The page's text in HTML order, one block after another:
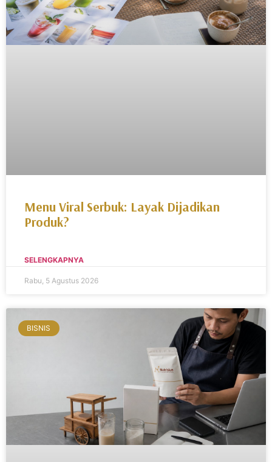
Menu Viral Serbuk: Layak Dijadikan
Produk?
SELENGKAPNYA
Rabu, 5 Agustus 2026
BISNIS